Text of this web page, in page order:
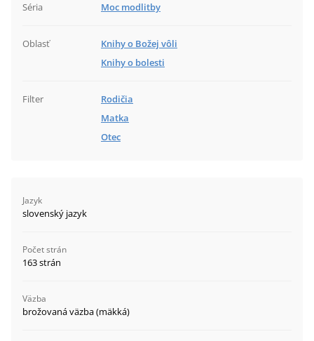
Séria Moc modlitby
Oblasť
Knihy o Božej vôli
Knihy o bolesti
Filter
Rodičia
Matka
Otec
Jazyk
slovenský jazyk
Počet strán
163 strán
Väzba
brožovaná väzba (mäkká)